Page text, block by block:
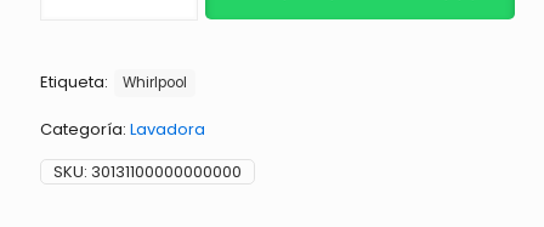
cantidad
Etiqueta: Whirlpool
Categoría: Lavadora
SKU: 30131100000000000